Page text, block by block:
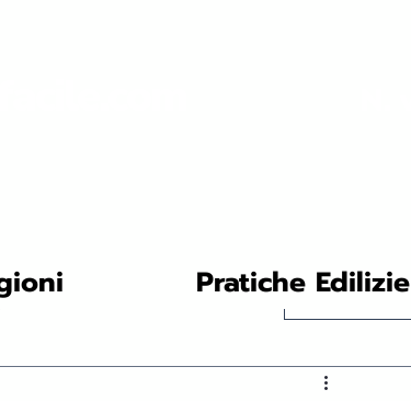
e Ricerca
Pratiche Edilizie